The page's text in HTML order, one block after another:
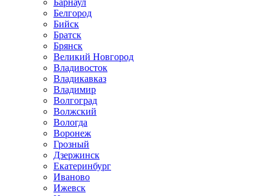
Барнаул
Белгород
Бийск
Братск
Брянск
Великий Новгород
Владивосток
Владикавказ
Владимир
Волгоград
Волжский
Вологда
Воронеж
Грозный
Дзержинск
Екатеринбург
Иваново
Ижевск